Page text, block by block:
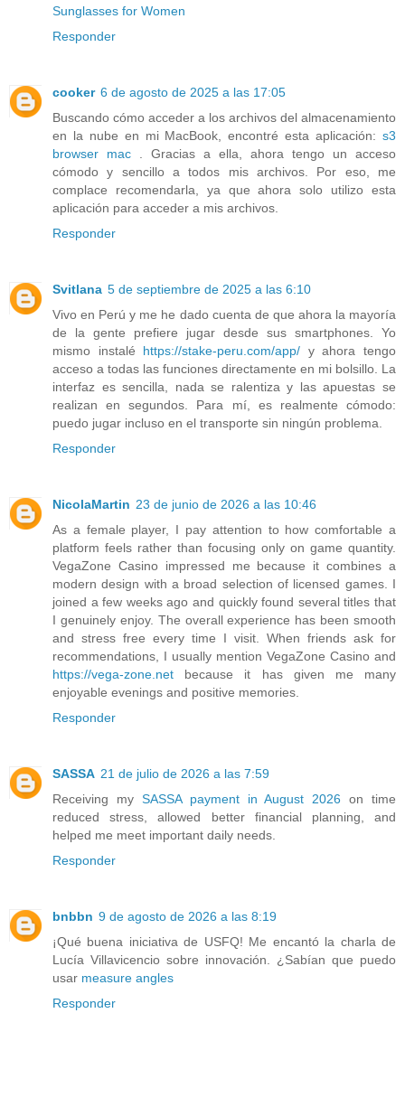
Sunglasses for Women
Responder
cooker 6 de agosto de 2025 a las 17:05
Buscando cómo acceder a los archivos del almacenamiento
en la nube en mi MacBook, encontré esta aplicación: s3
browser mac . Gracias a ella, ahora tengo un acceso
cómodo y sencillo a todos mis archivos. Por eso, me
complace recomendarla, ya que ahora solo utilizo esta
aplicación para acceder a mis archivos.
Responder
Svitlana 5 de septiembre de 2025 a las 6:10
Vivo en Perú y me he dado cuenta de que ahora la mayoría
de la gente prefiere jugar desde sus smartphones. Yo
mismo instalé https://stake-peru.com/app/ y ahora tengo
acceso a todas las funciones directamente en mi bolsillo. La
interfaz es sencilla, nada se ralentiza y las apuestas se
realizan en segundos. Para mí, es realmente cómodo:
puedo jugar incluso en el transporte sin ningún problema.
Responder
NicolaMartin 23 de junio de 2026 a las 10:46
As a female player, I pay attention to how comfortable a
platform feels rather than focusing only on game quantity.
VegaZone Casino impressed me because it combines a
modern design with a broad selection of licensed games. I
joined a few weeks ago and quickly found several titles that
I genuinely enjoy. The overall experience has been smooth
and stress free every time I visit. When friends ask for
recommendations, I usually mention VegaZone Casino and
https://vega-zone.net because it has given me many
enjoyable evenings and positive memories.
Responder
SASSA 21 de julio de 2026 a las 7:59
Receiving my SASSA payment in August 2026 on time
reduced stress, allowed better financial planning, and
helped me meet important daily needs.
Responder
bnbbn 9 de agosto de 2026 a las 8:19
¡Qué buena iniciativa de USFQ! Me encantó la charla de
Lucía Villavicencio sobre innovación. ¿Sabían que puedo
usar measure angles
Responder